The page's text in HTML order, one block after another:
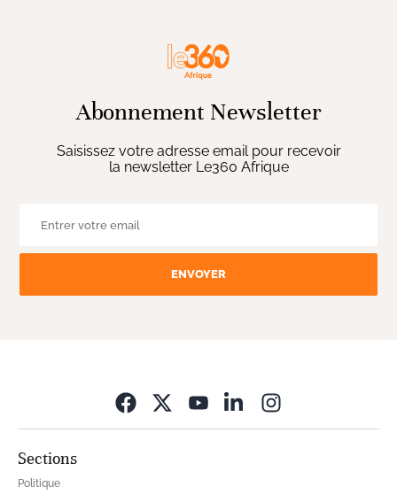
Abonnement Newsletter
Saisissez votre adresse email pour recevoir
la newsletter Le360 Afrique
ENVOYER
Sections
Politique